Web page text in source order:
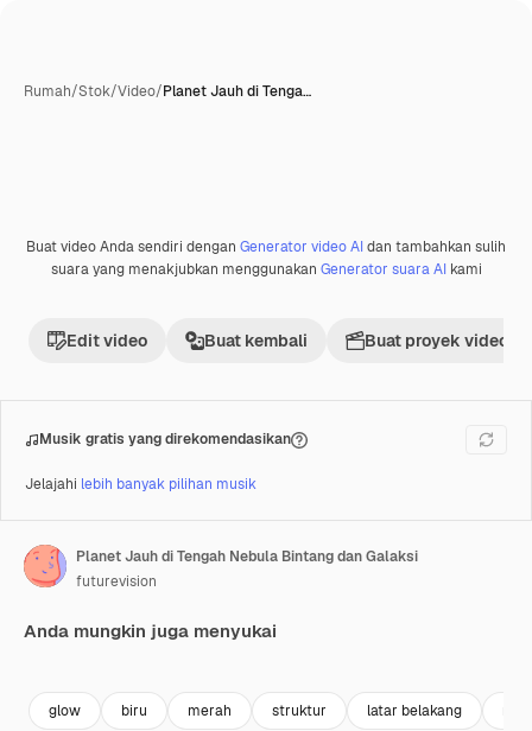
Rumah/Stok/Video/Planet Jauh di Tenga…
PremiumDihasilkan oleh AI
Buat video Anda sendiri dengan Generator video AIdan tambahkan sulih
suara yang menakjubkan menggunakan Generator suara AIkami
Edit video Buat kembali Buat proyek video
Musik gratis yang direkomendasikan
Jelajahi lebih banyak pilihan musik
Planet Jauh di Tengah Nebula Bintang dan Galaksi
futurevision
Anda mungkin juga menyukai
glow biru merah struktur latar belakang